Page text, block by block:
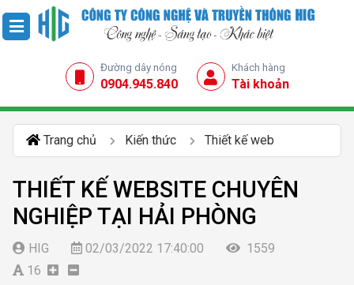
Đường dây nóng
0904.945.840
Khách hàng
Tài khoản
Trang chủ Kiến thức Thiết kế web
THIẾT KẾ WEBSITE CHUYÊN
NGHIỆP TẠI HẢI PHÒNG
HIG 02/03/2022 17:40:00
1559
16